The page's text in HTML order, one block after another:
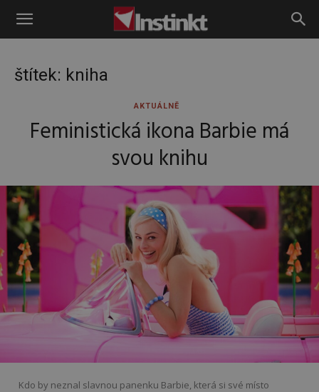
Instinkt
štítek: kniha
AKTUÁLNĚ
Feministická ikona Barbie má
svou knihu
Kdo by neznal slavnou panenku Barbie, která si své místo